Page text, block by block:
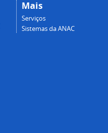
Mais
Serviços
Sistemas da ANAC